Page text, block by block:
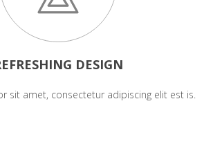
DESIGN
sit amet, consectetur adipiscing elit est is.